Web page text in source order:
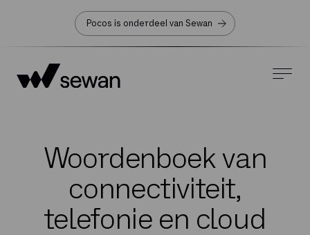
Pocos is onderdeel van Sewan
Woordenboek van
connectiviteit,
telefonie en cloud